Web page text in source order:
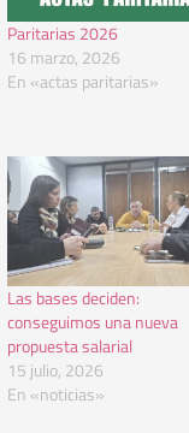
Paritarias 2026
16 marzo, 2026
En «actas paritarias»
Las bases deciden:
conseguimos una nueva
propuesta salarial
15 julio, 2026
En «noticias»